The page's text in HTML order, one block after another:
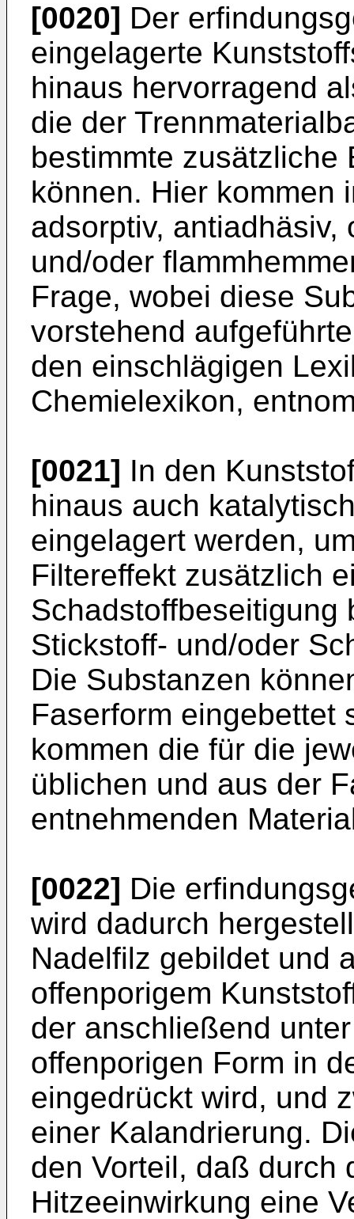
[0020] Der
eingelagerte
hinaus hervorragend
die der
bestimmte zusätzliche
können. Hier kommen
adsorptiv,
und/oder
Frage, wobei diese
vorstehend
den einschlägigen
Chemielexikon,
[0021] In den
hinaus auch
eingelagert werden,
Filtereffekt zusätzlich
Schadstoffbeseitigung
Stickstoff- und/oder
Die Substanzen
Faserform eingebettet
kommen die für die
üblichen und aus der
entnehmenden
[0022] Die
wird dadurch
Nadelfilz gebildet und
offenporigem
der anschließend
offenporigen Form in
eingedrückt wird, und
einer Kalandrierung.
den Vorteil, daß durch
Hitzeeinwirkung eine